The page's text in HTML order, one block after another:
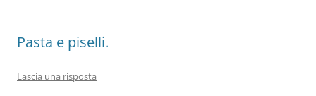
Pasta e piselli.
Lascia una risposta